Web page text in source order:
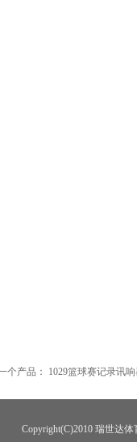
个产品： 1029篮球赛记录讯
Copyright(C)2010 瑞世达